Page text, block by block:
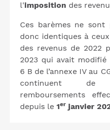
l'imposition des
Ces barèmes ne
donc identiques à
des revenus de 2022
2023 qui avait
6 B de l’annexe IV au
continuent de
remboursements
depuis le 1er janvier